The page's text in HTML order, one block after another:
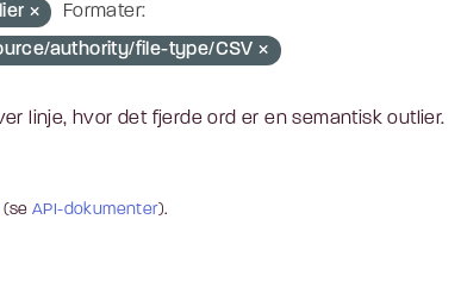
Formater:
authority/file-type/CSV
linje, hvor det fjerde ord er en semantisk outlier.
(seAPI-dokumenter).